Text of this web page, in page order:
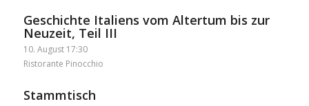
Geschichte Italiens vom Altertum bis zur
Neuzeit, Teil III
10. August 17:30
Ristorante Pinocchio
Stammtisch